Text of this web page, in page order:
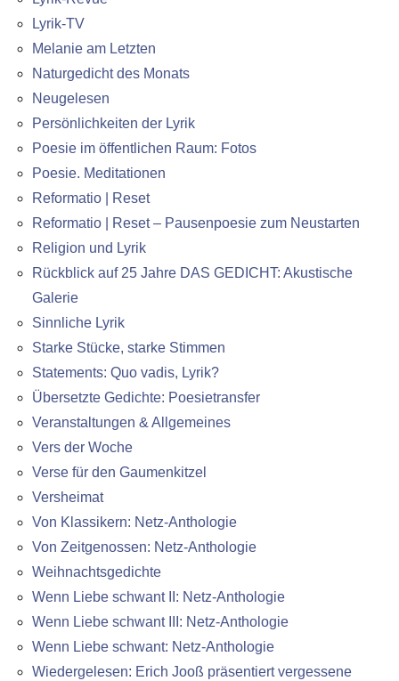
Lyrik-TV
Melanie am Letzten
Naturgedicht des Monats
Neugelesen
Persönlichkeiten der Lyrik
Poesie im öffentlichen Raum: Fotos
Poesie. Meditationen
Reformatio | Reset
Reformatio | Reset – Pausenpoesie zum Neustarten
Religion und Lyrik
Rückblick auf 25 Jahre DAS GEDICHT: Akustische
Galerie
Sinnliche Lyrik
Starke Stücke, starke Stimmen
Statements: Quo vadis, Lyrik?
Übersetzte Gedichte: Poesietransfer
Veranstaltungen & Allgemeines
Vers der Woche
Verse für den Gaumenkitzel
Versheimat
Von Klassikern: Netz-Anthologie
Von Zeitgenossen: Netz-Anthologie
Weihnachtsgedichte
Wenn Liebe schwant II: Netz-Anthologie
Wenn Liebe schwant III: Netz-Anthologie
Wenn Liebe schwant: Netz-Anthologie
Wiedergelesen: Erich Jooß präsentiert vergessene